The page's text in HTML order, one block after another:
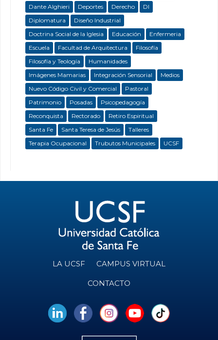
Dante Alghieri
Deportes Derecho
DI
Diplomatura
Diseño Industrial
Doctrina Social de la Iglesia
Educación
Enfermeria
Escuela
Facultad de Arquitectura
Filosofía
Filosofía y Teología
Humanidades
Imágenes Mamarias
Integración Sensorial
Medios
Nuevo Código Civil y Comercial
Pastoral
Patrimonio
Posadas
Psicopedagogía
Reconquista
Rectorado
Retiro Espiritual
Santa Fe
Santa Teresa de Jesús
Talleres
Terapia Ocupacional
Trubutos Municipales UCSF
LA UCSF CAMPUS VIRTUAL
CONTACTO